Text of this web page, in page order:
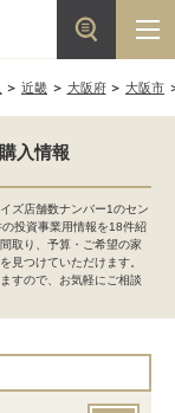
近畿 大阪府 大阪市
入情報
ズ店舗数ナンバー1のセン
投資事業用情報を18件紹
取り、予算・ご希望の家
見つけていただけます。
すので、お気軽にご相談